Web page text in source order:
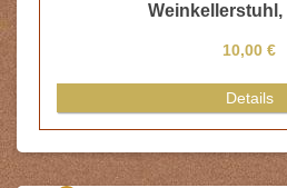
Weinkellerstuhl,
10,00 €
Details